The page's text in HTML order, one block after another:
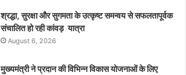
श्रद्धा, सुरक्षा और सुगमता के उत्कृष्ट समन्वय से सफलतापूर्वक
संचालित हो रही कांवड़ यात्रा
August 6, 2026
मुख्यमंत्री ने प्रदान की विभिन्न विकास योजनाओं के लिए